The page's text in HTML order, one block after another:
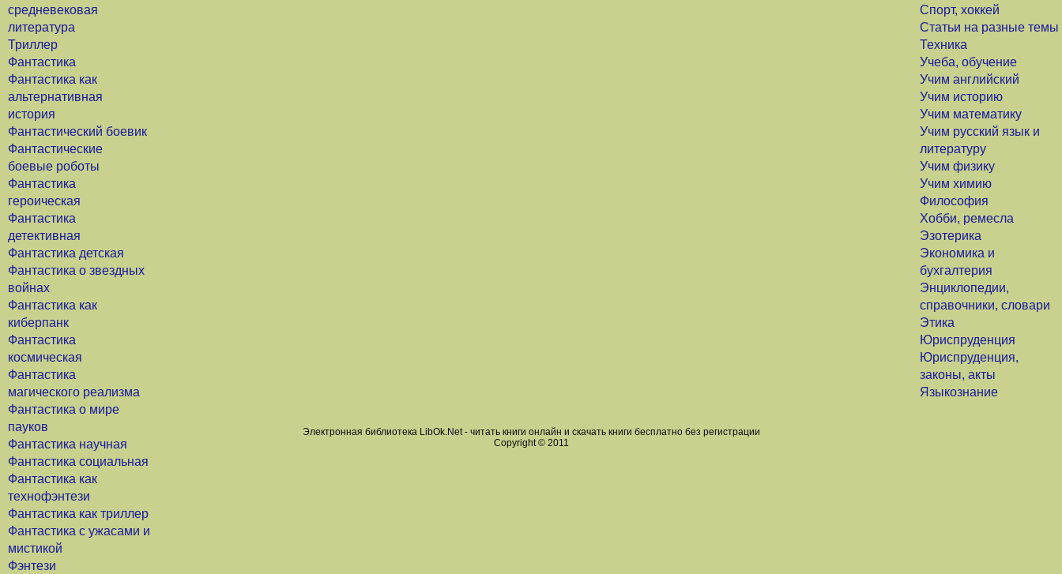
средневековая
литература
Триллер
Фантастика
Фантастика как
альтернативная
история
Фантастический боевик
Фантастические
боевые роботы
Фантастика
героическая
Фантастика
детективная
Фантастика детская
Фантастика о звездных
войнах
Фантастика как
киберпанк
Фантастика
космическая
Фантастика
магического реализма
Фантастика о мире
пауков
Фантастика научная
Фантастика социальная
Фантастика как
технофэнтези
Фантастика как триллер
Фантастика с ужасами и
мистикой
Фэнтези
Спорт, хоккей
Статьи на разные темы
Техника
Учеба, обучение
Учим английский
Учим историю
Учим математику
Учим русский язык и
литературу
Учим физику
Учим химию
Философия
Хобби, ремесла
Эзотерика
Экономика и
бухгалтерия
Энциклопедии,
справочники, словари
Этика
Юриспруденция
Юриспруденция,
законы, акты
Языкознание
Электронная библиотека LibOk.Net - читать книги онлайн и скачать книги бесплатно без регистрации
Copyright © 2011